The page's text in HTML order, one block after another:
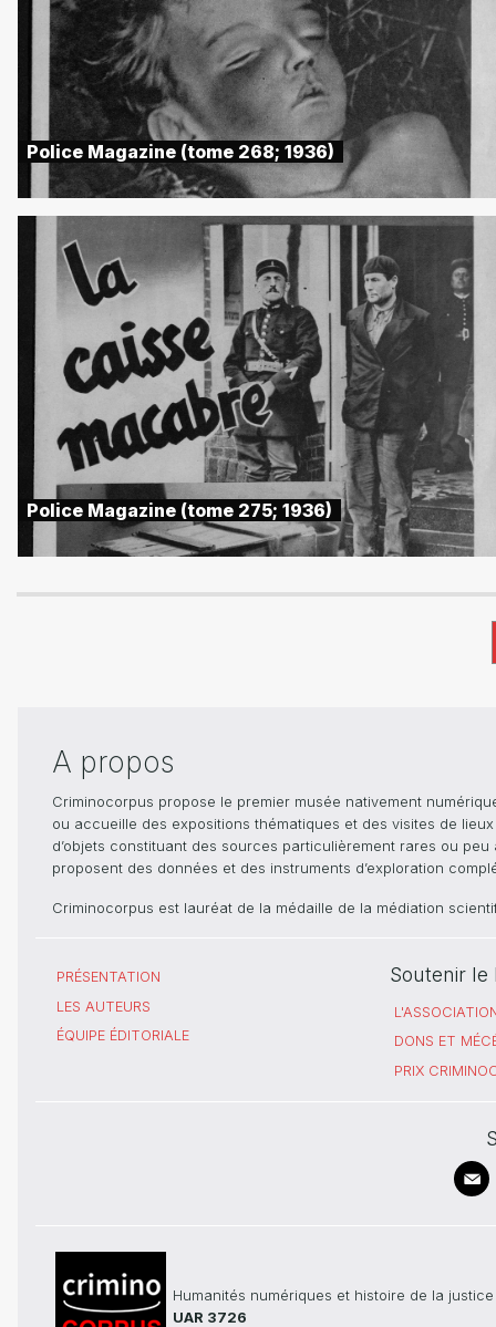
Police Magazine (tome 268; 1936)
Police Magazine (tome 275; 1936)
A propos
Criminocorpus propose le premier musée nativement
ou accueille des expositions thématiques et des visites de
d’objets constituant des sources particulièrement rares ou
proposent des données et des instruments d’exploration
Criminocorpus est lauréat de la médaille de la médiation
PRÉSENTATION
LES AUTEURS
ÉQUIPE ÉDITORIALE
Soutenir le
DONS ET
PRIX
Humanités numériques et histoire de la justice
UAR 3726